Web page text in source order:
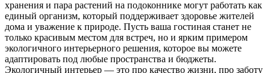
хранения и пара растений на подоконнике могут работать как
единый организм, который поддерживает здоровье жителей
дома и уважение к природе. Пусть ваша гостиная станет не
только красивым местом для встреч, но и ярким примером
экологичного интерьерного решения, которое вы можете
адаптировать под любые пространства и бюджеты.
Экологичный интерьер — это про качество жизни, про заботу